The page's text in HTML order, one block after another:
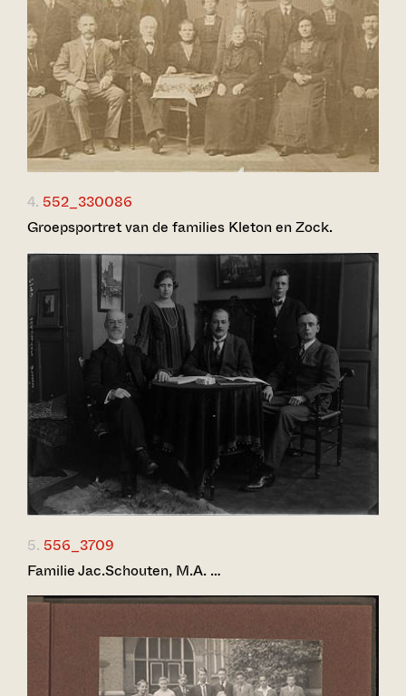
4. 552_330086
Groepsportret van de families Kleton en Zock.
5. 556_3709
Familie Jac.Schouten, M.A. …